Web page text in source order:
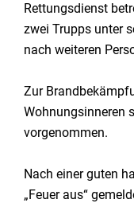
Rettungsdienst
zwei Trupps unter
nach weiteren
Zur
Wohnungsinneren
vorgenommen.
Nach einer guten
„Feuer aus“